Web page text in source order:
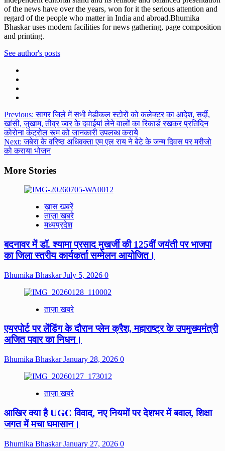
of the news have over the years, won for it the serious attention and
regard of the people who matter in India and abroad.Bhumika
Bhaskar uses modern facilities for news gathering, page composition
and printing.
See author's posts
Post
navigation
Previous:सागर जिले में सभी मेडीकल स्टोरों को कलेक्टर का आदेश, सर्दी,
खांसी, जुखाम, तीव्र ज्वर के दवाईयां लेने वालों का रिकार्ड रखकर प्रतिदिन
कोरोना कंट्रोल रूम को जानकारी उपलब्ध कराये
Next:जबेरा के वरिष्ठ अधिवक्ता एम एल राय ने बेटे के जन्म दिवस पर मरीजो
को कराया भोजन
More Stories
ख़ास खबरें
ताज़ा खबरे
मध्यप्रदेश
बदनावर में डॉ. श्यामा प्रसाद मुखर्जी की 125वीं जयंती पर भाजपा
का जिला स्तरीय कार्यकर्ता सम्मेलन आयोजित।
Bhumika BhaskarJuly 5, 2026 0
ताज़ा खबरे
एयरपोर्ट पर लेंडिंग के दौरान प्लेन क्रैश, महाराष्ट्र के उपमुख्यमंत्री
अजित पवार का निधन।
Bhumika BhaskarJanuary 28, 2026 0
ताज़ा खबरे
आखिर क्या है UGC विवाद, नए नियमों पर देशभर में बवाल, शिक्षा
जगत में मचा घमासान।
Bhumika BhaskarJanuary 27, 2026 0